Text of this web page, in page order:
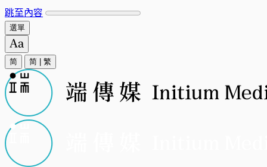
跳至內容
選單
简 简 繁